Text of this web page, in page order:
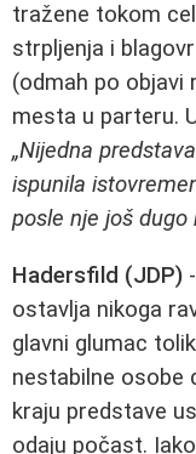
tražene tokom
strpljenja i
(odmah po objavi
mesta u parteru.
„Nijedna
ispunila
posle nje još dugo
Hadersfild (JDP)
ostavlja nikoga
glavni glumac
nestabilne osobe
kraju predstave
odaju počast.